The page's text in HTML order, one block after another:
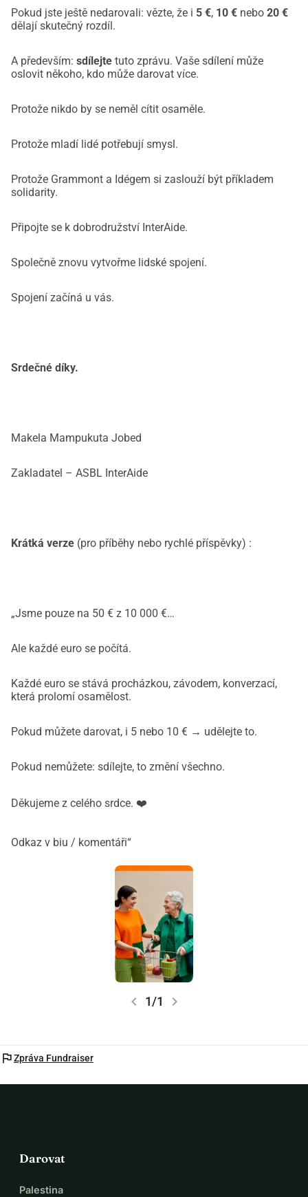
Pokud jste ještě nedarovali: vězte, že i 5 €, 10 € nebo 20 €
dělají skutečný rozdíl.
A především: sdílejte tuto zprávu. Vaše sdílení může
oslovit někoho, kdo může darovat více.
Protože nikdo by se neměl cítit osaměle.
Protože mladí lidé potřebují smysl.
Protože Grammont a Idégem si zaslouží být příkladem
solidarity.
Připojte se k dobrodružství InterAide.
Společně znovu vytvořme lidské spojení.
Spojení začíná u vás.
Srdečné díky.
Makela Mampukuta Jobed
Zakladatel – ASBL InterAide
Krátká verze (pro příběhy nebo rychlé příspěvky) :
„Jsme pouze na 50 € z 10 000 €…
Ale každé euro se počítá.
Každé euro se stává procházkou, závodem, konverzací,
která prolomí osamělost.
Pokud můžete darovat, i 5 nebo 10 € → udělejte to.
Pokud nemůžete: sdílejte, to změní všechno.
Děkujeme z celého srdce. ❤️
Odkaz v biu / komentáři“
chevron_left 1/1 chevron_right
flagZpráva Fundraiser
Darovat
Palestina